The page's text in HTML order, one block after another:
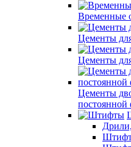
Временные
Цементы
Цементы
Цементы
постоянной